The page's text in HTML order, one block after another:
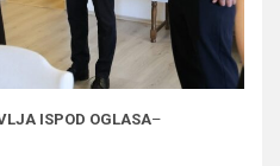
ISPOD OGLASA–